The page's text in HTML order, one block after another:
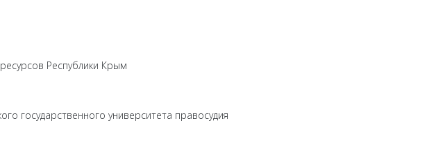
Республики Крым
государственного университета правосудия